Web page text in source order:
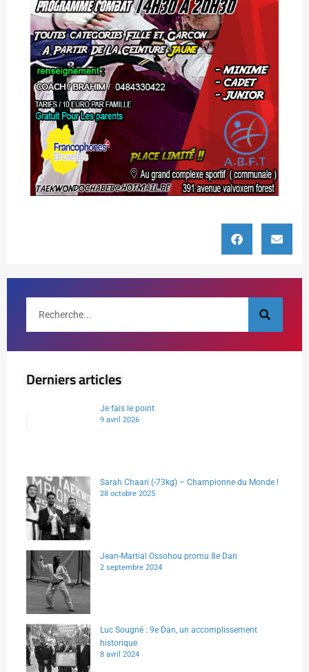
Derniers articles
Je fais le point
9 avril 2026
Sarah Chaari (-73kg) – Championne du Monde !
28 octobre 2025
Jean-Martial Ossohou promu 8e Dan
2 septembre 2024
Luc Sougné : 9e Dan, un accomplissement
historique
8 avril 2024